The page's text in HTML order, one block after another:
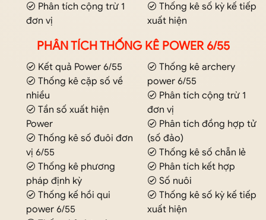
Phân tích cộng trừ 1
đơn vị
Thống kê số kỳ kế tiếp
xuất hiện
PHÂN TÍCH THỐNG KÊ POWER 6/55
Kết quả Power 6/55
Thống kê cặp số về
nhiều
Tần số xuất hiện
Power
Thống kê số đuôi đơn
vị 6/55
Thống kê phương
pháp định kỳ
Thống kế hồi qui
power 6/55
Thống kê archery
power 6/55
Phân tích cộng trừ 1
đơn vị
Phân tích đồng hợp tử
(số đảo)
Thống kê số chẵn lẻ
Phân tích kết hợp
Số nuôi
Thống kê số kỳ kế tiếp
xuất hiện